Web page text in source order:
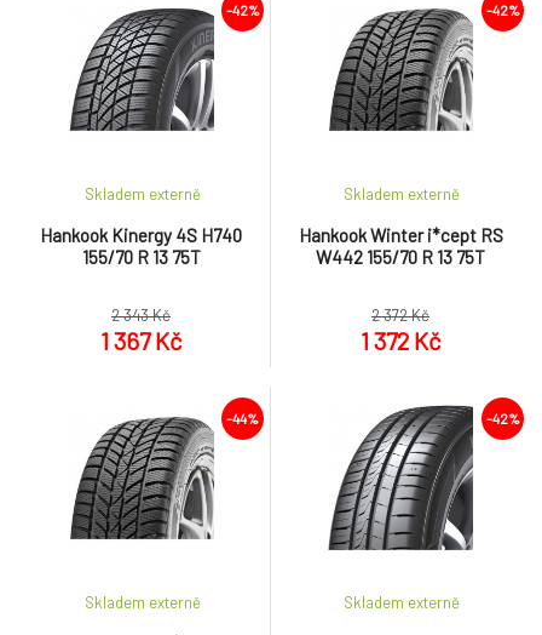
-42%
Hankook Kinergy 4S H740
155/70 R 13 75T
Skladem externě
2 343 Kč
1 367 Kč
-42%
Hankook Winter i*cept RS
W442 155/70 R 13 75T
Skladem externě
2 372 Kč
1 372 Kč
-44%
Skladem externě
-42%
Skladem externě